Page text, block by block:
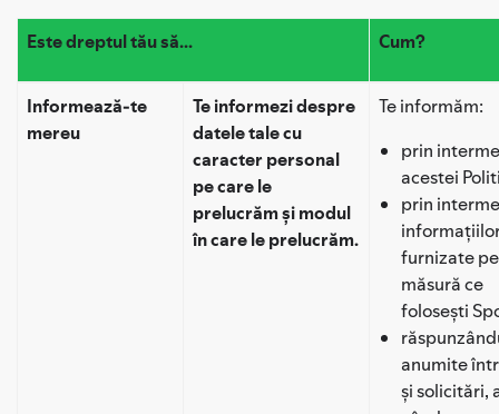
Este dreptul tău să... Cum?
Informează-te
mereu
Te informezi despre
datele tale cu
caracter personal
pe care le
prelucrăm și modul
în care le prelucrăm.
Te informăm:
prin
acestei
prin
furnizate pe
măsură ce
folosești
anumite
și solicitări,